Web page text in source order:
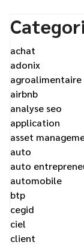
achat
adonix
agroalimentaire
airbnb
analyse seo
application
asset
auto
auto
automobile
btp
cegid
ciel
client